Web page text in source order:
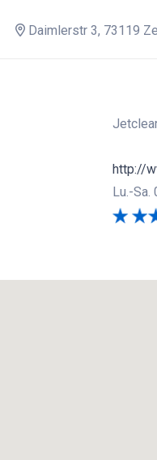
Daimlerstr 3, 73119
http://
Lu.-Sa.